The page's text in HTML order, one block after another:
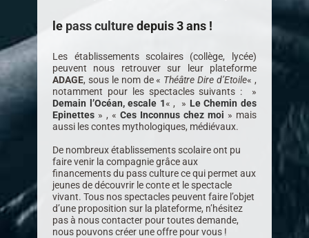
le pass culturedepuis 3 ans !
Les établissements scolaires (collège, lycée)
peuvent nous retrouver sur leur plateforme
ADAGE, sous le nom de « Théâtre Dire d’Etoile« ,
notamment pour les spectacles suivants : »
Demain l’Océan, escale 1« , » Le Chemin des
Epinettes » , «Ces Inconnus chez moi » mais
aussi les contes mythologiques, médiévaux.
De nombreux établissements scolaire ont pu
faire venir la compagnie grâce aux
financements du pass culture ce qui permet aux
jeunes de découvrir le conte et le spectacle
vivant. Tous nos spectacles peuvent faire l’objet
d’une proposition sur la plateforme, n’hésitez
pas à nous contacter pour toutes demande,
nous pouvons créer une offre pour vous !